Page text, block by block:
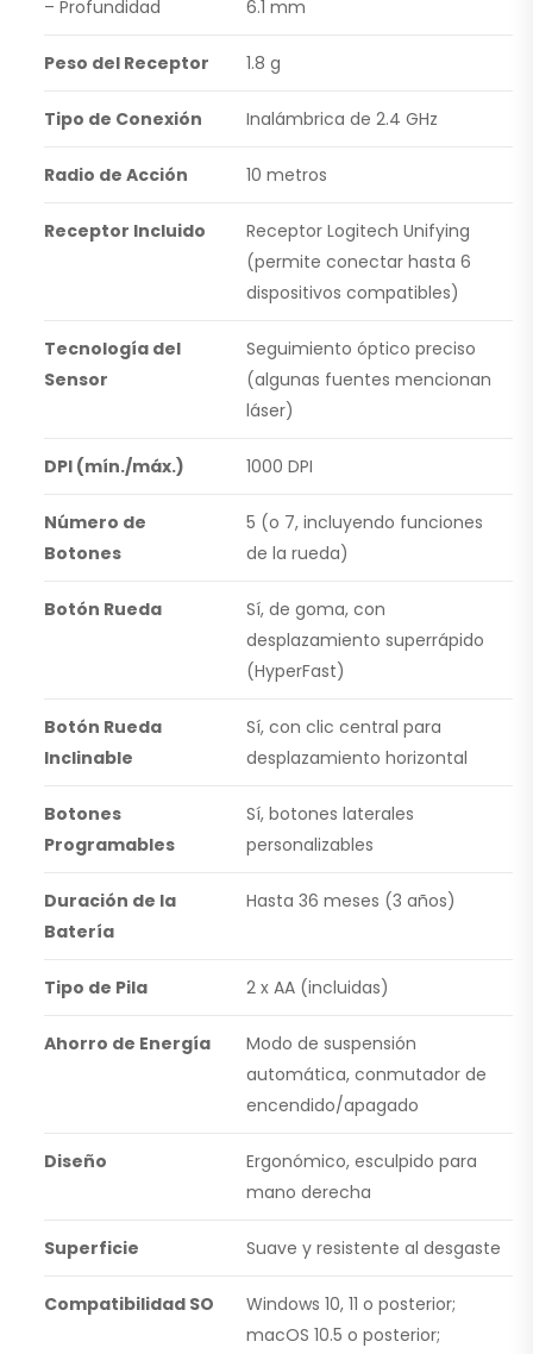
– Profundidad 6.1 mm
Peso del Receptor 1.8 g
Tipo de Conexión Inalámbrica de 2.4 GHz
Radio de Acción 10 metros
Receptor Incluido
Receptor Logitech Unifying
(permite conectar hasta 6
dispositivos compatibles)
Tecnología del
Sensor
Seguimiento óptico preciso
(algunas fuentes mencionan
láser)
DPI (mín./máx.) 1000 DPI
Número de
Botones
5 (o 7, incluyendo funciones
de la rueda)
Botón Rueda
Sí, de goma, con
desplazamiento superrápido
(HyperFast)
Botón Rueda
Inclinable
Sí, con clic central para
desplazamiento horizontal
Botones
Programables
Sí, botones laterales
personalizables
Duración de la
Batería
Hasta 36 meses (3 años)
Tipo de Pila 2 x AA (incluidas)
Ahorro de Energía
Modo de suspensión
automática, conmutador de
encendido/apagado
Diseño
Ergonómico, esculpido para
mano derecha
Superficie Suave y resistente al desgaste
Compatibilidad SO
Windows 10, 11 o posterior;
macOS 10.5 o posterior;